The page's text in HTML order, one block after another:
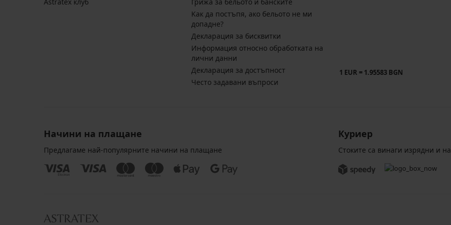
Kак да постъпя, ако бельото не ми
допадне?
Декларация за бисквитки
Информация относно обработката на
лични данни
Декларация за достъпност
Често задавани въпроси
1 EUR = 1.95583 BGN
Начини на плащане
Предлагаме най-популярните начини на плащане
Куриер
Стоките са винаги изрядни и